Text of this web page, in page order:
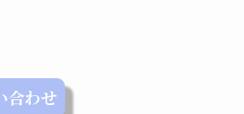
合わせ